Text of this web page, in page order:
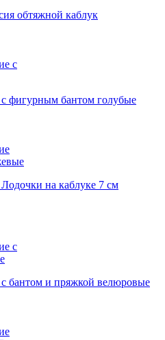
обтяжной каблук
фигурным бантом голубые
на каблуке 7 см
бантом и пряжкой велюровые